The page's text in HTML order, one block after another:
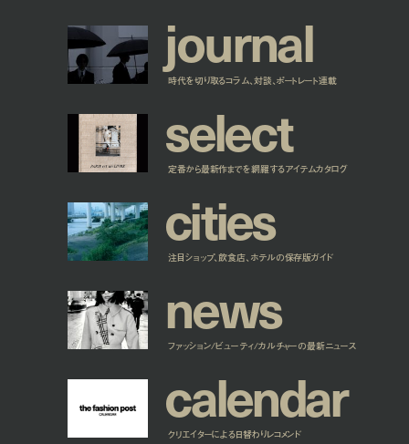
journal
時代を切り取るコラム、対談、ポートレート連載
select
定番から最新作までを網羅するアイテムカタログ
cities
注目ショップ、飲食店、ホテルの保存版ガイド
news
ファッション/ビューティ/カルチャーの最新ニュース
calendar
クリエイターによる日替わりレコメンド